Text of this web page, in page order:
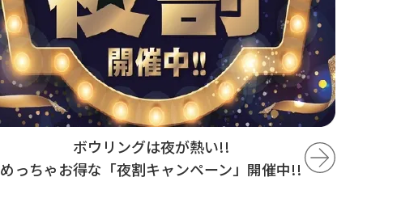
ボウリングは夜が熱い!!
めっちゃお得な「夜割キャンペーン」開催中!!